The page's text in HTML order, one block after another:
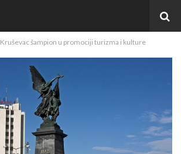
Kruševac šampion u promociji turizma i kulture